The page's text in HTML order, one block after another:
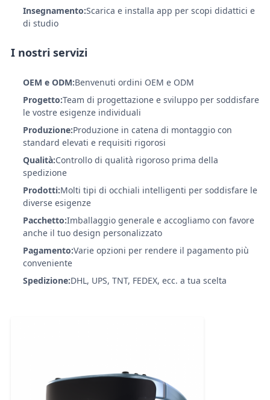
Insegnamento:Scarica e installa app per scopi didattici e
di studio
I nostri servizi
OEM e ODM:Benvenuti ordini OEM e ODM
Progetto:Team di progettazione e sviluppo per soddisfare
le vostre esigenze individuali
Produzione:Produzione in catena di montaggio con
standard elevati e requisiti rigorosi
Qualità:Controllo di qualità rigoroso prima della
spedizione
Prodotti:Molti tipi di occhiali intelligenti per soddisfare le
diverse esigenze
Pacchetto:Imballaggio generale e accogliamo con favore
anche il tuo design personalizzato
Pagamento:Varie opzioni per rendere il pagamento più
conveniente
Spedizione:DHL, UPS, TNT, FEDEX, ecc. a tua scelta